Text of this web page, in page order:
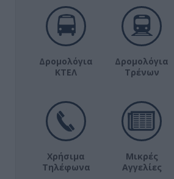
Δρομολόγια
ΚΤΕΛ
Δρομολόγια
Τρένων
Χρήσιμα
Τηλέφωνα
Μικρές
Αγγελίες